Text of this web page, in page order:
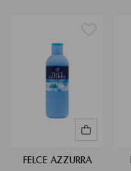
FELCE AZZURRA